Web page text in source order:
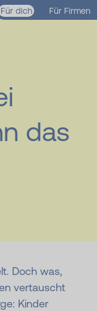
springen
Für dich Für Firmen
das
Doch was,
vertauscht
Kinder